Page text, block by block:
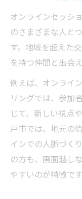
オンラインセッシ
のさまざまな人と
す。地域を超えた
を持つ仲間と出会
例えば、オンライ
リングでは、参加
じて、新しい視点
戸市では、地元の
インでの人脈づく
の方も、画面越し
やすいのが特徴です